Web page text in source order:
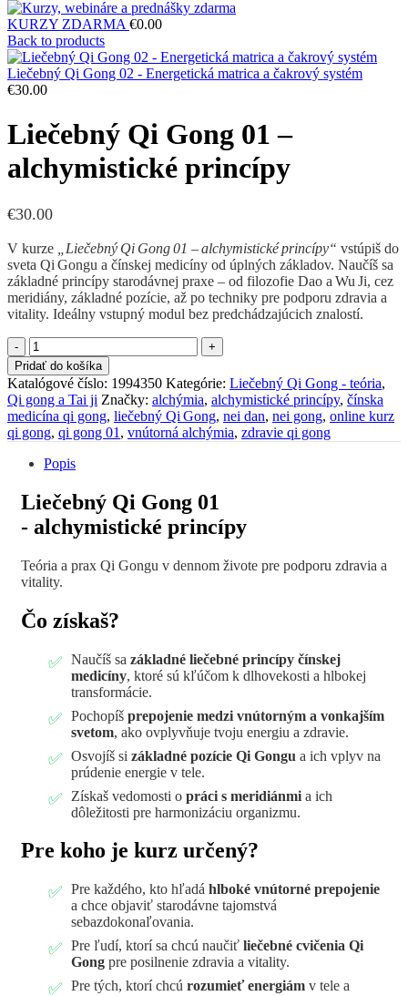
KURZY ZDARMA €0.00
Back to products
Liečebný Qi Gong 02 - Energetická matrica a čakrový systém
€30.00
Liečebný Qi Gong 01 –
alchymistické princípy
€30.00
V kurze „Liečebný Qi Gong 01 – alchymistické princípy“ vstúpiš do
sveta Qi Gongu a čínskej medicíny od úplných základov. Naučíš sa
základné princípy starodávnej praxe – od filozofie Dao a Wu Ji, cez
meridiány, základné pozície, až po techniky pre podporu zdravia a
vitality. Ideálny vstupný modul bez predchádzajúcich znalostí.
množstvo
Liečebný
Qi
Gong
01
-
alchymistické
princípy
Pridať do košíka
Katalógové číslo: 1994350 Kategórie: Liečebný Qi Gong - teória,
Qi gong a Tai ji Značky: alchýmia, alchymistické princípy, čínska
medicína qi gong, liečebný Qi Gong, nei dan, nei gong, online kurz
qi gong, qi gong 01 , vnútorná alchýmia, zdravie qi gong
Popis
Liečebný Qi Gong 01
- alchymistické princípy
Teória a prax Qi Gongu v dennom živote pre podporu zdravia a
vitality.
Čo získaš?
Naučíš sa základné liečebné princípy čínskej
medicíny, ktoré sú kľúčom k dlhovekosti a hlbokej
transformácie.
Pochopíš prepojenie medzi vnútorným a vonkajším
svetom, ako ovplyvňuje tvoju energiu a zdravie.
Osvojíš si základné pozície Qi Gongu a ich vplyv na
prúdenie energie v tele.
Získaš vedomosti o práci s meridiánmi a ich
dôležitosti pre harmonizáciu organizmu.
Pre koho je kurz určený?
Pre každého, kto hľadá hlboké vnútorné prepojenie
a chce objaviť starodávne tajomstvá
sebazdokonaľovania.
Pre ľudí, ktorí sa chcú naučiť liečebné cvičenia Qi
Gong pre posilnenie zdravia a vitality.
Pre tých, ktorí chcú rozumieť energiám v tele a